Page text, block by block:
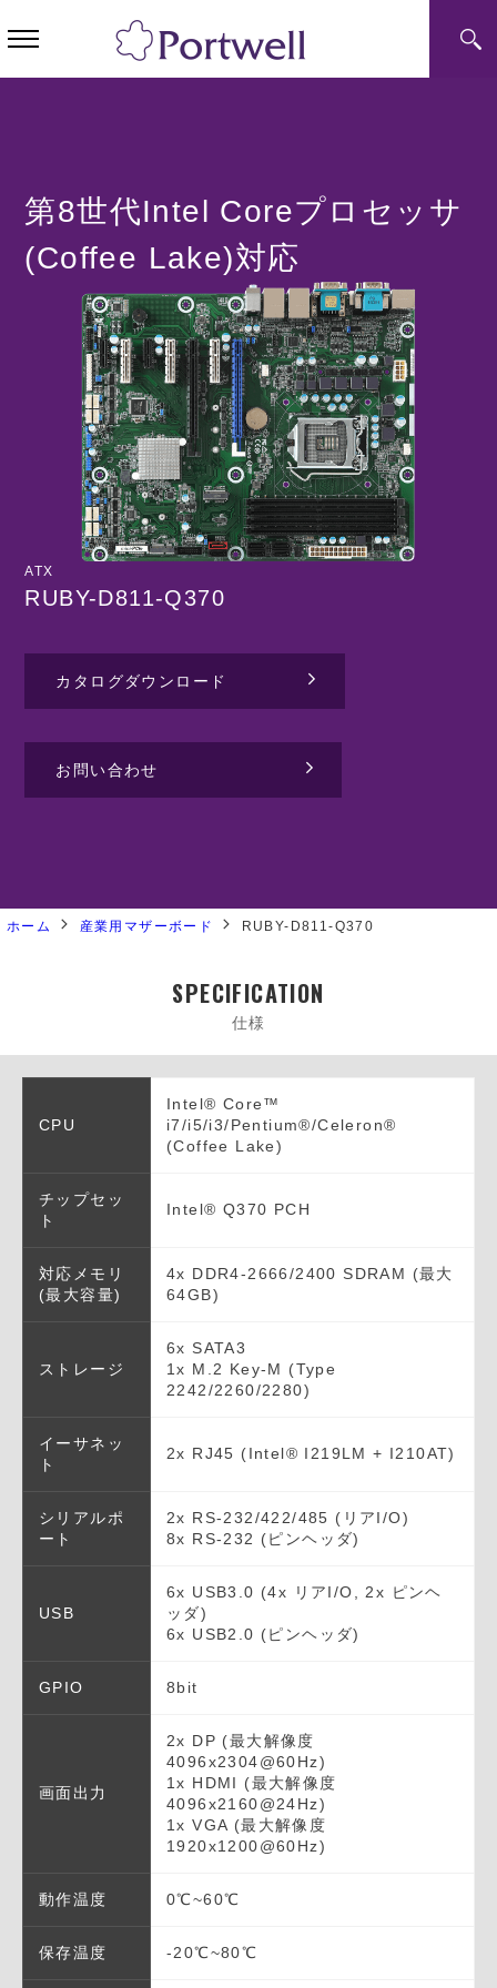
第8世代Intel Coreプロセッサ
(Coffee Lake)対応
ATX
RUBY-D811-Q370
カタログダウンロード
お問い合わせ
ホーム 産業用マザーボード RUBY-D811-Q370
SPECIFICATION
仕様
CPU
Intel® Core™
i7/i5/i3/Pentium®/Celeron®
(Coffee Lake)
チップセッ
ト
Intel® Q370 PCH
対応メモリ
(最大容量)
4x DDR4-2666/2400 SDRAM (最大
64GB)
ストレージ
6x SATA3
1x M.2 Key-M (Type
2242/2260/2280)
イーサネッ
ト
2x RJ45 (Intel® I219LM + I210AT)
シリアルポ
ート
2x RS-232/422/485 (リアI/O)
8x RS-232 (ピンヘッダ)
USB
6x USB3.0 (4x リアI/O, 2x ピンヘ
ッダ)
6x USB2.0 (ピンヘッダ)
GPIO 8bit
画面出力
2x DP (最大解像度
4096x2304@60Hz)
1x HDMI (最大解像度
4096x2160@24Hz)
1x VGA (最大解像度
1920x1200@60Hz)
動作温度 0℃~60℃
保存温度 -20℃~80℃